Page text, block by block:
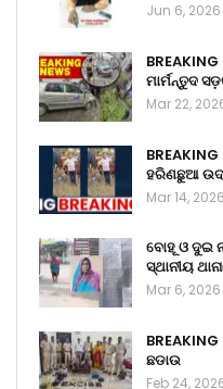
Jun 6, 2026
ମାର୍ମନ୍ତୁଦ
Mar 22,
ହରିଣଛୁଆ
Mar 14, 2026
ବୋହୂ ଓ ଦୁଇ
ସ୍ଥାନୀୟ
Mar 6, 2026
ଛଡାଉ
Feb 24,